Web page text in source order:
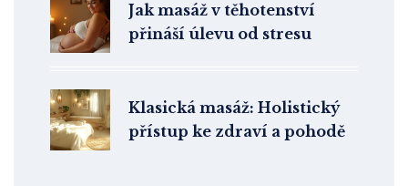
Jak masáž v těhotenství
přináší úlevu od stresu
Klasická masáž: Holistický
přístup ke zdraví a pohodě